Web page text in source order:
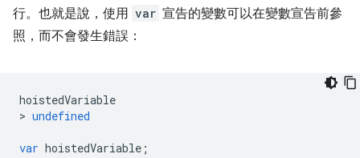
行。也就是說，使用 var 宣告的變數可以在變數宣告前參
照，而不會發生錯誤：
hoistedVariable
> undefined
var hoistedVariable ;